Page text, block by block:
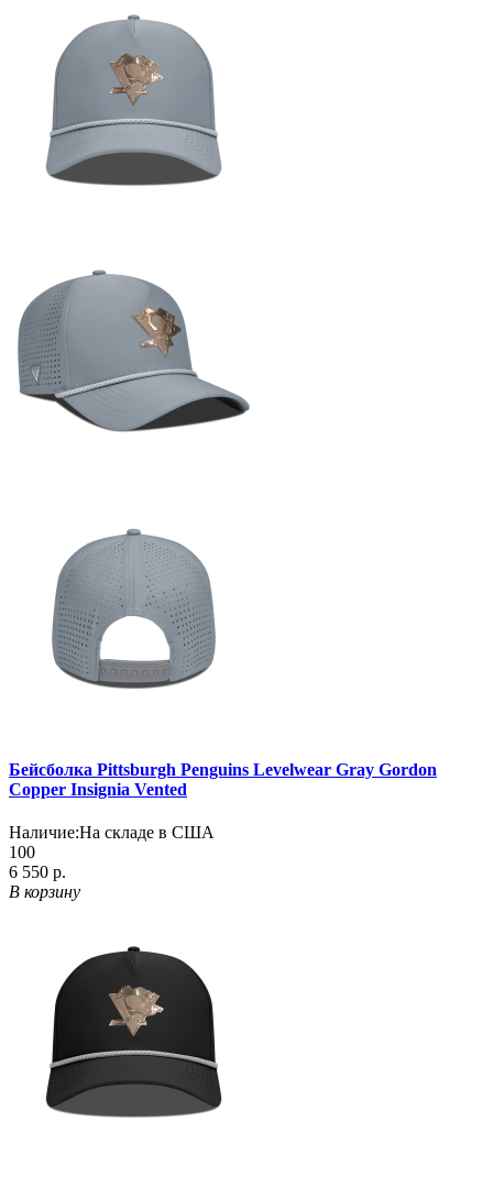
Бейсболка Pittsburgh Penguins Levelwear Gray Gordon
Copper Insignia Vented
Наличие:На складе в США
100
6 550 р.
В корзину